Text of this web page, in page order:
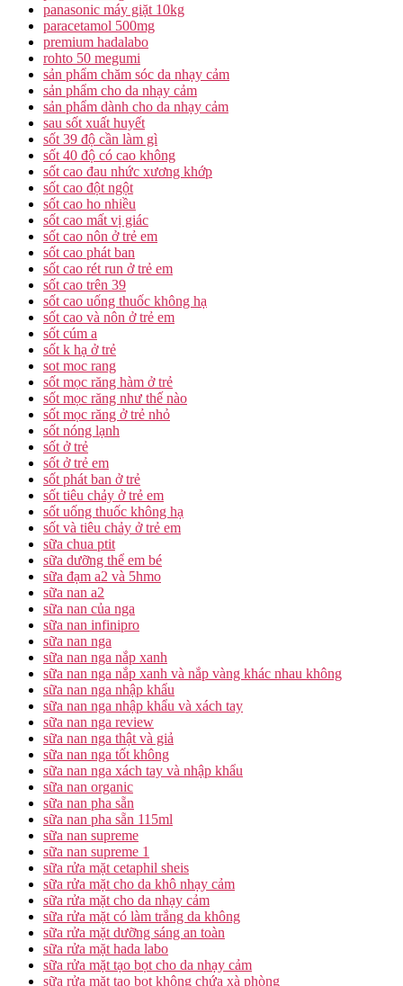
panasonic máy giặt 10kg
paracetamol 500mg
premium hadalabo
rohto 50 megumi
sản phẩm chăm sóc da nhạy cảm
sản phẩm cho da nhạy cảm
sản phẩm dành cho da nhạy cảm
sau sốt xuất huyết
sốt 39 độ cần làm gì
sốt 40 độ có cao không
sốt cao đau nhức xương khớp
sốt cao đột ngột
sốt cao ho nhiều
sốt cao mất vị giác
sốt cao nôn ở trẻ em
sốt cao phát ban
sốt cao rét run ở trẻ em
sốt cao trên 39
sốt cao uống thuốc không hạ
sốt cao và nôn ở trẻ em
sốt cúm a
sốt k hạ ở trẻ
sot moc rang
sốt mọc răng hàm ở trẻ
sốt mọc răng như thế nào
sốt mọc răng ở trẻ nhỏ
sốt nóng lạnh
sốt ở trẻ
sốt ở trẻ em
sốt phát ban ở trẻ
sốt tiêu chảy ở trẻ em
sốt uống thuốc không hạ
sốt và tiêu chảy ở trẻ em
sữa chua ptit
sữa dưỡng thể em bé
sữa đạm a2 và 5hmo
sữa nan a2
sữa nan của nga
sữa nan infinipro
sữa nan nga
sữa nan nga nắp xanh
sữa nan nga nắp xanh và nắp vàng khác nhau không
sữa nan nga nhập khẩu
sữa nan nga nhập khẩu và xách tay
sữa nan nga review
sữa nan nga thật và giả
sữa nan nga tốt không
sữa nan nga xách tay và nhập khẩu
sữa nan organic
sữa nan pha sẵn
sữa nan pha sẵn 115ml
sữa nan supreme
sữa nan supreme 1
sữa rửa mặt cetaphil sheis
sữa rửa mặt cho da khô nhạy cảm
sữa rửa mặt cho da nhạy cảm
sữa rửa mặt có làm trắng da không
sữa rửa mặt dưỡng sáng an toàn
sữa rửa mặt hada labo
sữa rửa mặt tạo bọt cho da nhạy cảm
sữa rửa mặt tạo bọt không chứa xà phòng